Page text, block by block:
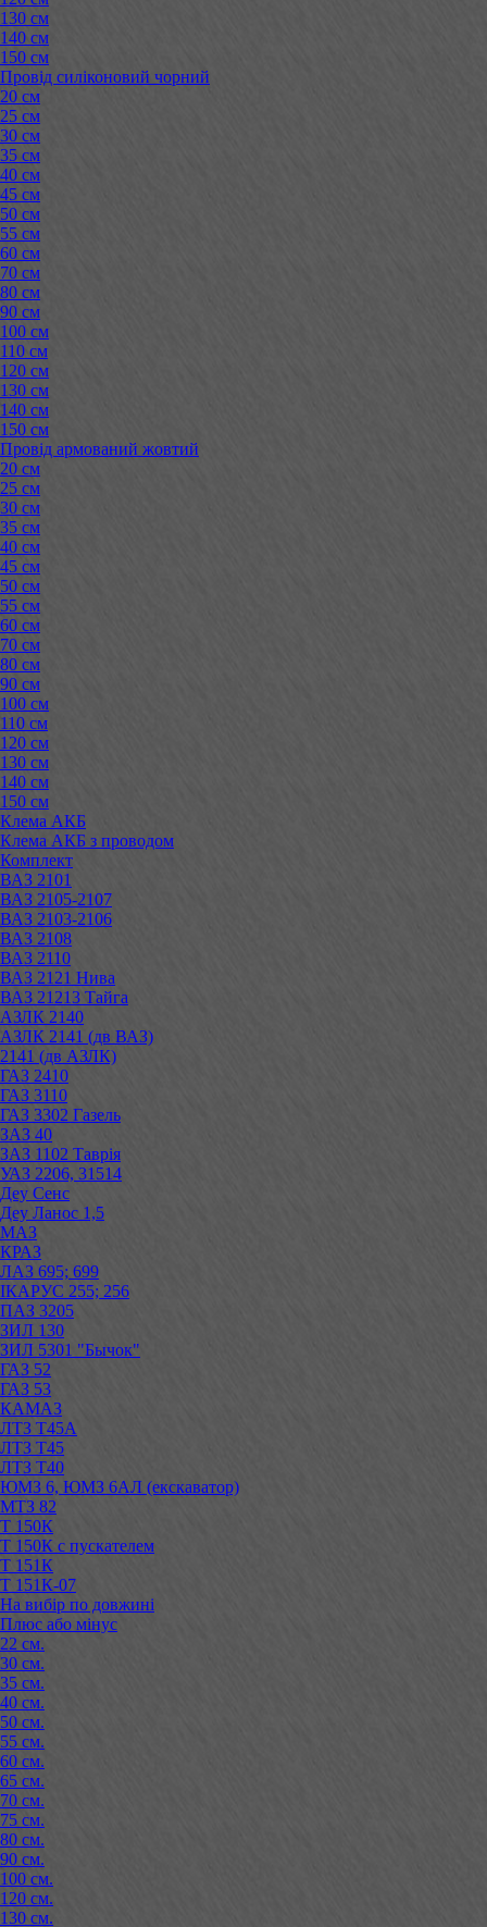
130 см
140 см
150 см
Провід силіконовий чорний
20 см
25 см
30 см
35 см
40 см
45 см
50 см
55 см
60 см
70 см
80 см
90 см
100 см
110 см
120 см
130 см
140 см
150 см
Провід армований жовтий
20 см
25 см
30 см
35 см
40 см
45 см
50 см
55 см
60 см
70 см
80 см
90 см
100 см
110 см
120 см
130 см
140 см
150 см
Клема АКБ
Клема АКБ з проводом
Комплект
ВАЗ 2101
ВАЗ 2105-2107
ВАЗ 2103-2106
ВАЗ 2108
ВАЗ 2110
ВАЗ 2121 Нива
ВАЗ 21213 Тайга
АЗЛК 2140
АЗЛК 2141 (дв ВАЗ)
2141 (дв АЗЛК)
ГАЗ 2410
ГАЗ 3110
ГАЗ 3302 Газель
ЗАЗ 40
ЗАЗ 1102 Таврія
УАЗ 2206, 31514
Деу Сенс
Деу Ланос 1,5
МАЗ
КРАЗ
ЛАЗ 695; 699
ІКАРУС 255; 256
ПАЗ 3205
ЗИЛ 130
ЗИЛ 5301 "Бычок"
ГАЗ 52
ГАЗ 53
КАМАЗ
ЛТЗ Т45А
ЛТЗ Т45
ЛТЗ Т40
ЮМЗ 6, ЮМЗ 6АЛ (екскаватор)
МТЗ 82
Т 150К
Т 150К с пускателем
Т 151К
Т 151К-07
На вибір по довжині
Плюс або мінус
22 см.
30 см.
35 см.
40 см.
50 см.
55 см.
60 см.
65 см.
70 см.
75 см.
80 см.
90 см.
100 см.
120 см.
130 см.